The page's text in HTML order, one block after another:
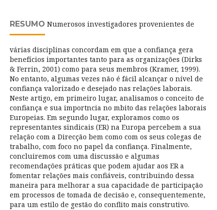
RESUMO Numerosos investigadores provenientes de
várias disciplinas concordam em que a confiança gera
benefícios importantes tanto para as organizações (Dirks
& Ferrin, 2001) como para seus membros (Kramer, 1999).
No entanto, algumas vezes não é fácil alcançar o nível de
confiança valorizado e desejado nas relações laborais.
Neste artigo, em primeiro lugar, analisamos o conceito de
confiança e sua importncia no mbito das relações laborais
Europeias. Em segundo lugar, exploramos como os
representantes sindicais (ER) na Europa percebem a sua
relação com a Direcção bem como com os seus colegas de
trabalho, com foco no papel da confiança. Finalmente,
concluiremos com uma discussão e algumas
recomendações práticas que podem ajudar aos ER a
fomentar relações mais confiáveis, contribuindo dessa
maneira para melhorar a sua capacidade de participação
em processos de tomada de decisão e, consequentemente,
para um estilo de gestão do conflito mais construtivo.